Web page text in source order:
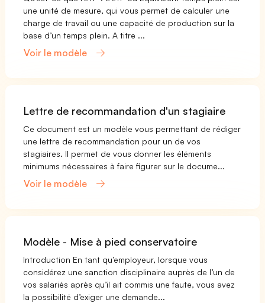
une unité de mesure, qui vous permet de calculer une
charge de travail ou une capacité de production sur la
base d’un temps plein. A titre ...
Voir le modèle
Lettre de recommandation d'un stagiaire
Ce document est un modèle vous permettant de rédiger
une lettre de recommandation pour un de vos
stagiaires. Il permet de vous donner les éléments
minimums nécessaires à faire figurer sur le docume...
Voir le modèle
Modèle - Mise à pied conservatoire
Introduction En tant qu’employeur, lorsque vous
considérez une sanction disciplinaire auprès de l’un de
vos salariés après qu’il ait commis une faute, vous avez
la possibilité d’exiger une demande...